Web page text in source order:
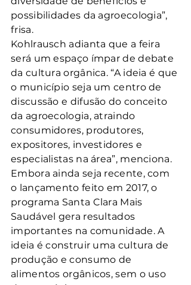
possibilidades da agroecologia”,
frisa.
Kohlrausch adianta que a feira
será um espaço ímpar de debate
da cultura orgânica. “A ideia é que
o município seja um centro de
discussão e difusão do conceito
da agroecologia, atraindo
consumidores, produtores,
expositores, investidores e
especialistas na área”, menciona.
Embora ainda seja recente, com
o lançamento feito em 2017, o
programa Santa Clara Mais
Saudável gera resultados
importantes na comunidade. A
ideia é construir uma cultura de
produção e consumo de
alimentos orgânicos, sem o uso